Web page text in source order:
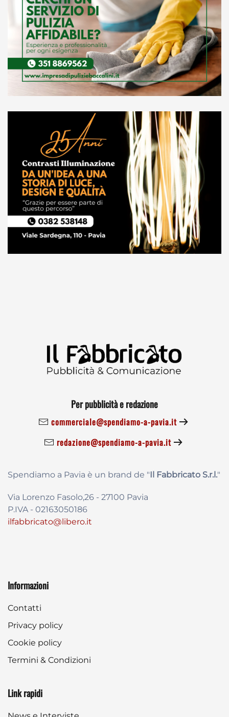
Per pubblicità e redazione
commerciale@spendiamo-a-pavia.it
redazione@spendiamo-a-pavia.it
Spendiamo a Pavia è un brand de " Il Fabbricato S.r.l."
Via Lorenzo Fasolo,26 - 27100 Pavia
P.IVA - 02163050186
ilfabbricato@libero.it
Informazioni
Contatti
Privacy policy
Cookie policy
Termini & Condizioni
Link rapidi